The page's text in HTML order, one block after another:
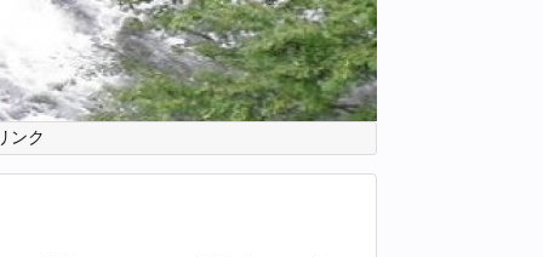
ンク